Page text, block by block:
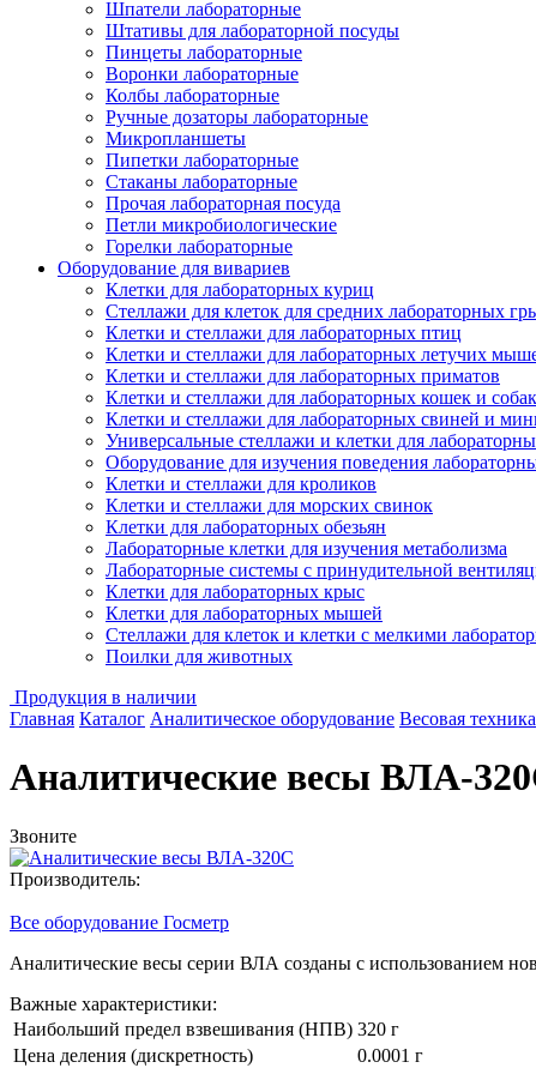
Шпатели лабораторные
Штативы для лабораторной посуды
Пинцеты лабораторные
Воронки лабораторные
Колбы лабораторные
Ручные дозаторы лабораторные
Микропланшеты
Пипетки лабораторные
Стаканы лабораторные
Прочая лабораторная посуда
Петли микробиологические
Горелки лабораторные
Оборудование для вивариев
Клетки для лабораторных куриц
Стеллажи для клеток для средних лабораторных
Клетки и стеллажи для лабораторных птиц
Клетки и стеллажи для лабораторных летучих
Клетки и стеллажи для лабораторных приматов
Клетки и стеллажи для лабораторных кошек и собак
Клетки и стеллажи для лабораторных свиней и
Универсальные стеллажи и клетки для
Оборудование для изучения поведения
Клетки и стеллажи для кроликов
Клетки и стеллажи для морских свинок
Клетки для лабораторных обезьян
Лабораторные клетки для изучения метаболизма
Лабораторные системы с принудительной
Клетки для лабораторных крыс
Клетки для лабораторных мышей
Стеллажи для клеток и клетки с мелкими
Поилки для животных
Продукция в наличии
Главная Каталог Аналитическое оборудование Весовая техника
Аналитические весы ВЛА-
Звоните
Производитель:
Все оборудование Госметр
Аналитические весы серии ВЛА созданы с использованием
Важные характеристики:
Наибольший предел взвешивания (НПВ) 320 г
Цена деления (дискретность)
0.0001 г